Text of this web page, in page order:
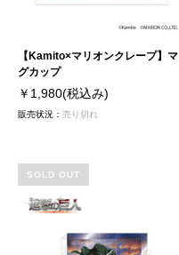
【Kamito×マリオンクレープ】マ
グカップ
￥1,980(税込み)
販売状況： 売り切れ
SOLD OUT